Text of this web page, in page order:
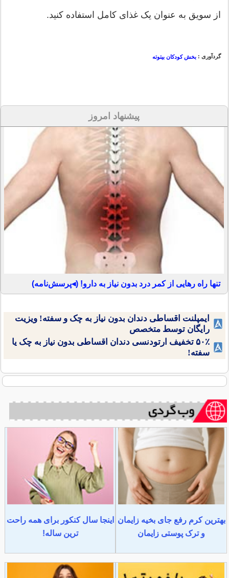
از سویق به عنوان یک غذای کامل استفاده کنید.
گردآوری : بخش کودکان بیتوته
پیشنهاد امروز
تنها راه رهایی از کمر درد بدون نیاز به دارو! (◂پرسش‌نامه)
ایمپلنت اقساطی دندان بدون نیاز به چک و سفته! ویزیت
رایگان توسط متخصص
۵۰٪ تخفیف ارتودنسی دندان اقساطی بدون نیاز به چک یا
سفته!
بهترین کرم رفع جای بخیه زایمان
و ترک پوستی زایمان
اینجا سال کنکور برای همه راحت
ترین ساله!